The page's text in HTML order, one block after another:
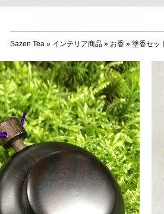
Sazen Tea » インテリア商品 » お香 » 塗香セッ